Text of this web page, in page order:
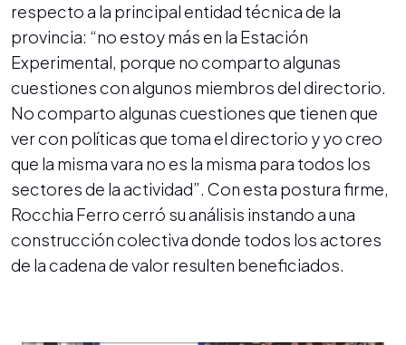
respecto a la principal entidad técnica de la
provincia: “no estoy más en la Estación
Experimental, porque no comparto algunas
cuestiones con algunos miembros del directorio.
No comparto algunas cuestiones que tienen que
ver con políticas que toma el directorio y yo creo
que la misma vara no es la misma para todos los
sectores de la actividad”. Con esta postura firme,
Rocchia Ferro cerró su análisis instando a una
construcción colectiva donde todos los actores
de la cadena de valor resulten beneficiados.